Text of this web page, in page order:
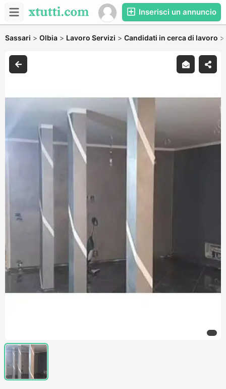
Inserisci un annuncio
Sassari > Olbia > Lavoro Servizi > Candidati in cerca di lavoro >